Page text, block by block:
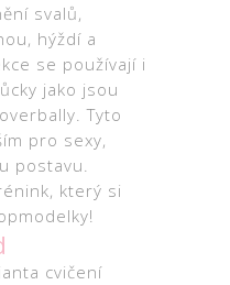
svalů,
hýždí a
se používají i
jako jsou
Tyto
pro sexy,
postavu.
který si
cvičení